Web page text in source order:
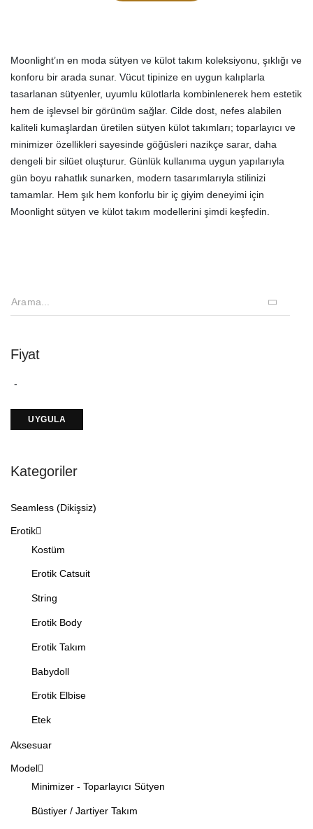
Fiyat
Kategoriler
Seamless (Dikişsiz)
Erotik
Kostüm
Erotik Catsuit
String
Erotik Body
Erotik Takım
Babydoll
Erotik Elbise
Etek
Aksesuar
Model
Minimizer - Toparlayıcı Sütyen
Büstiyer / Jartiyer Takım
Moonlight’ın en moda sütyen ve külot takım koleksiyonu, şıklığı ve
konforu bir arada sunar. Vücut tipinize en uygun kalıplarla
tasarlanan sütyenler, uyumlu külotlarla kombinlenerek hem estetik
hem de işlevsel bir görünüm sağlar. Cilde dost, nefes alabilen
kaliteli kumaşlardan üretilen sütyen külot takımları; toparlayıcı ve
minimizer özellikleri sayesinde göğüsleri nazikçe sarar, daha
dengeli bir silüet oluşturur. Günlük kullanıma uygun yapılarıyla
gün boyu rahatlık sunarken, modern tasarımlarıyla stilinizi
tamamlar. Hem şık hem konforlu bir iç giyim deneyimi için
Moonlight sütyen ve külot takım modellerini şimdi keşfedin.